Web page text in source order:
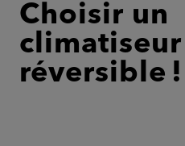
Choisir un
climatiseur
réversible !